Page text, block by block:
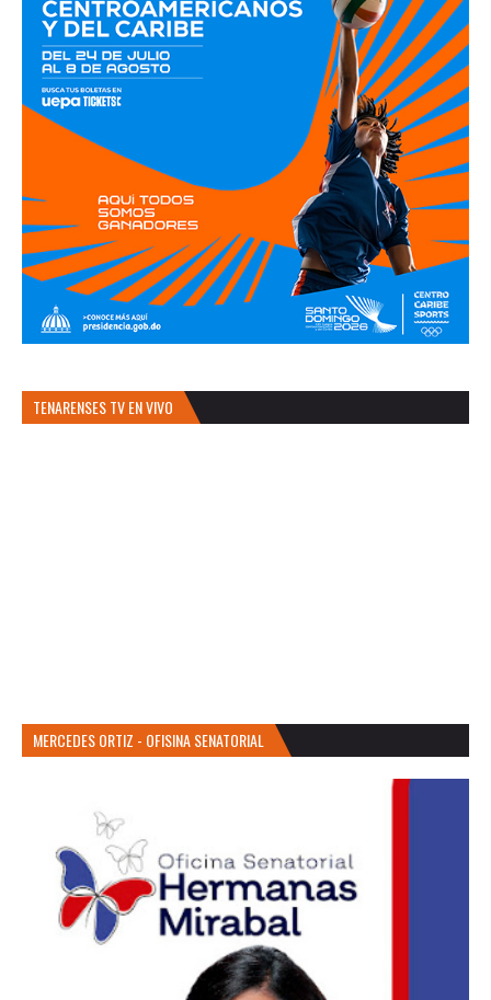
TENARENSES TV EN VIVO
MERCEDES ORTIZ - OFISINA SENATORIAL